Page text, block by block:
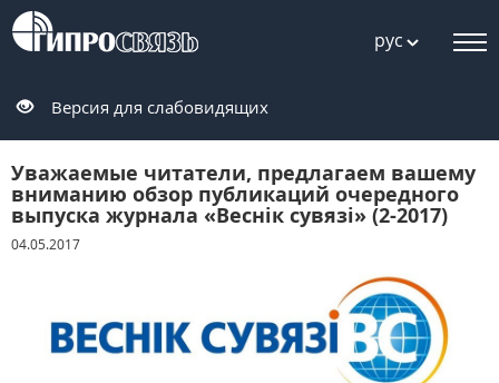
рус
Версия для слабовидящих
Уважаемые читатели, предлагаем вашему
вниманию обзор публикаций очередного
выпуска журнала «Веснiк сувязi» (2-2017)
04.05.2017